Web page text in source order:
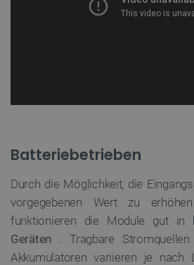
Batteriebetrieben
Durch die Möglichkeit, die
vorgegebenen Wert zu
funktionieren die Module gut in
Geräten . Tragbare
Akkumulatoren variieren je nach